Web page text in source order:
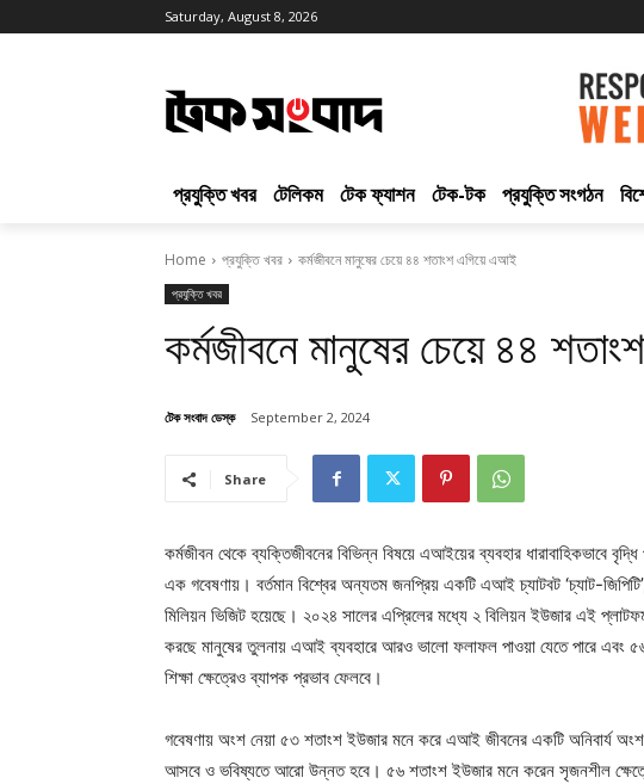
Saturday, August 8, 2026
প্রযুক্তি খবর টেলিকম টেক ফ্যাশন টেক-টক প্রযুক্তি সংগঠন
Home প্রযুক্তি খবর কর্মজীবনে মানুষের চেয়ে ৪৪ শতাংশ এগিয়ে এআই
প্রযুক্তি খবর
কর্মজীবনে মানুষের চেয়ে ৪৪
টেক সংবাদ ডেস্ক September 2, 2024
Share
কর্মজীবন থেকে ব্যক্তিজীবনের বিভিন্ন বিষয়ে এআইয়ের ব্যবহার ধারাবাহিকভাবে
এক গবেষণায়। বর্তমান বিশ্বের অন্যতম জনপ্রিয় একটি এআই চ্যাটবট ‘চ্যাট-
মিলিয়ন ভিজিট হয়েছে। ২০২৪ সালের এপ্রিলের মধ্যে ২ বিলিয়ন ইউজার এই
করছে মানুষের তুলনায় এআই ব্যবহারে আরও ভালো ফলাফল পাওয়া যেতে পারে এবং ৫৬
শিক্ষা ক্ষেত্রেও ব্যাপক প্রভাব ফেলবে।
গবেষণায় অংশ নেয়া ৫৩ শতাংশ ইউজার মনে করে এআই জীবনের একটি অনিবার্য
আসবে ও ভবিষ্যতে আরো উন্নত হবে। ৫৬ শতাংশ ইউজার মনে করেন সৃজনশীল